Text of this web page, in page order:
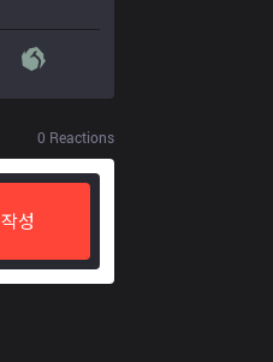
0 Reactions
작성